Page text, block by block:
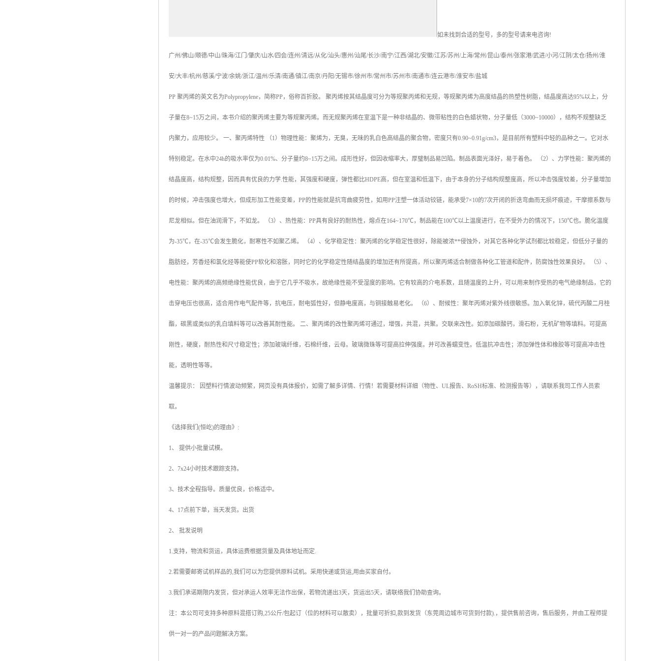
如未找到合适的型号，多的型号请来电咨询!
广州/佛山/顺德/中山/珠海/江门 /肇庆/山水/四会/连州/清远/从化/汕头/惠州/汕尾/长沙/南宁/江西/湖北/安徽/江苏/苏州/上海/常州/昆山/泰州/张家港/武进/小河 /江阴/太仓/扬州/淮
安/大丰/杭州/慈溪/宁波/余姚/浙江/温州/乐清/南通/镇江/南京/丹阳/无锡市/徐州市/常州市/苏州市/南通市/连云港市/淮安市/盐城
PP 聚丙烯的英文名为Polypropylene，简称PP ，俗称百折胶。 聚丙烯按其结晶度可分为等规聚丙烯和无规，等规聚丙烯为高度结晶的热塑性树脂，结晶度高达95%以上，分
子量在8~15万之间，本书介绍的聚丙烯主要为等规聚丙烯。而无规聚丙烯在室温下是一种非结晶的、微带粘性的白色蜡状物，分子量低（3000~10000），结构不规整缺乏
内聚力，应用较少。 一、聚丙烯特性 （1）物理性能：聚烯为，无臭，无味的乳白色高结晶的聚合物，密度只有0.90~0.91g/cm3，是目前所有塑料中轻的品种之一。它对水
特别稳定。在水中24h的吸水率仅为0.01%、分子量约8~15万之间。成形性好，但因收缩率大，厚璧制品易凹陷。制品表面光泽好，易于着色。 （2）、力学性能：聚丙烯的
结晶度高，结构规整，因而具有优良的力学.性能，其强度和硬度，弹性都比HDPE高，但在室温和低温下，由于本身的分子结构规整度高，所以冲击强度较差，分子量增加
的时候，冲击强度也增大，但成形加工性能变差， PP的性能就是抗弯曲疲劳性，如用PP注塑一体活动铰链，能承受7×10的7次开闭的折迭弯曲而无损坏痕迹，干摩擦系数与
尼龙相似。但在油润滑下，不如龙。 （3）、热性能： PP具有良好的耐热性，熔点在164~170℃，制品能在100℃以上温度进行，在不受外力的情况下， 150℃也。脆化温度
为-35℃，在-35℃会发生脆化，耐寒性不如聚乙烯。 （4）、化学稳定性：聚丙烯的化学稳定性很好，除能被浓**侵蚀外，对其它各种化学试剂都比较稳定，但低分子量的
脂肪烃，芳香烃和氯化烃等能使PP软化和溶胀，同时它的化学稳定性随结晶度的增加还有所提高，所以聚丙烯适合制做各种化工管道和配件，防腐蚀性效果良好。 （5）、
电性能：聚丙烯的高频绝缘性能优良，由于它几乎不吸水，故绝缘性能不受湿度的影响。它有较高的介电系数，且随温度的上升，可以用来制作受热的电气绝缘制品，它的
击穿电压也很高，适合用作电气配件等，抗电压，耐电弧性好，但静电度高，与铜接触易老化。 （6）、耐候性：聚年丙烯对紫外线很敏感。加入氧化锌，硫代丙酸二月桂
酯，碳黑或类似的乳白填料等可以改善其耐性能。 二、聚丙烯的改性聚丙烯可通过，增强，共混，共聚。交联来改性。如添加碳酸钙，滑石粉，无机矿物等填料。可提高
刚性，硬度，耐热性和尺寸稳定性；添加玻璃纤维，石棉纤维，云母。玻璃微珠等可提高拉伸强度。并可改善蠕变性。低温抗冲击性；添加弹性体和橡胶等可提高冲击性
能，透明性等等。
温馨提示： 因塑料行情波动频繁，网页没有具体报价，如需了解多详情、行情！若需要材料详细（物性、 UL报告、 RoSH标准、 检测报告等），请联系我司工作人员索
取。
《选择我们 (恒屹)的理由》 :
1、 提供小批量试模。
2、 7x24小时技术跟踪支持。
3、技术全程指导。质量优良，价格适中。
4、 17点前下单，当天发货。出货
2、 批发说明
1.支持，物流和货运，具体运费根据货量及具体地址而定.
2.若需要邮寄试机样品的,我们可以为您提供原料试机。采用快递或货运,用由买家自付。
3.我们承诺期限内发货，但对承运人效率无法作出保，若物流递出3天，货运出5天，请联络我们协助查询。
注：本公司可支持多种原料混搭订购,25公斤/包起订（位的材料可以散卖），批量可折扣,款到发货（东莞周边城市可货到付款). ，提供售前咨询，售后服务，并由工程师提
供一对一的产品问题解决方案。